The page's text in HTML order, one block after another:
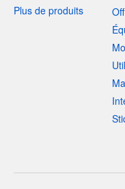
Plus de produits